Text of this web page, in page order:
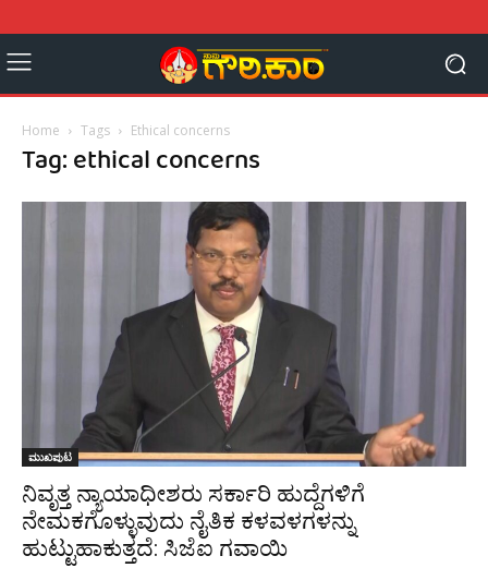
Home Tags Ethical concerns
Tag: ethical concerns
ಮುಖಪುಟ
ನಿವೃತ್ತ ನ್ಯಾಯಾಧೀಶರು ಸರ್ಕಾರಿ ಹುದ್ದೆಗಳಿಗೆ
ನೇಮಕಗೊಳ್ಳುವುದು ನೈತಿಕ ಕಳವಳಗಳನ್ನು
ಹುಟ್ಟುಹಾಕುತ್ತದೆ: ಸಿಜೆಐ ಗವಾಯಿ